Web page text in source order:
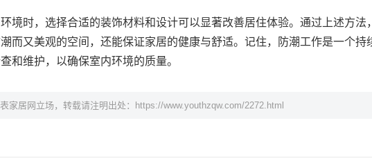
境时，选择合适的装饰材料和设计可以显著改善居住体验。通过上述方法
而又美观的空间，还能保证家居的健康与舒适。记住，防潮工作是一个持
和维护，以确保室内环境的质量。
家居网立场，转载请注明出处： https://www.youthzqw.com/2272.html